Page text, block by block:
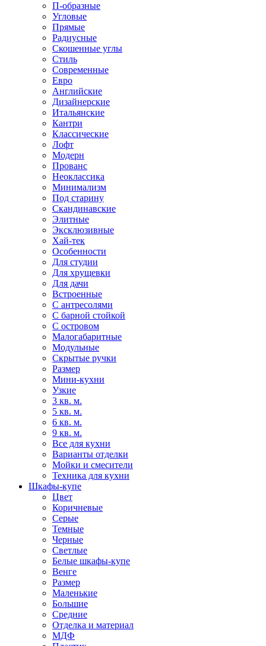
П-образные
Угловые
Прямые
Радиусные
Скошенные углы
Стиль
Современные
Евро
Английские
Дизайнерские
Итальянские
Кантри
Классические
Лофт
Модерн
Прованс
Неоклассика
Минимализм
Под старину
Скандинавские
Элитные
Эксклюзивные
Хай-тек
Особенности
Для студии
Для хрущевки
Для дачи
Встроенные
С антресолями
С барной стойкой
С островом
Малогабаритные
Модульные
Скрытые ручки
Размер
Мини-кухни
Узкие
3 кв. м.
5 кв. м.
6 кв. м.
9 кв. м.
Все для кухни
Варианты отделки
Мойки и смесители
Техника для кухни
Шкафы-купе
Цвет
Коричневые
Серые
Темные
Черные
Светлые
Белые шкафы-купе
Венге
Размер
Маленькие
Большие
Средние
Отделка и материал
МДФ